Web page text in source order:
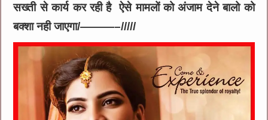
सख्ती से कार्य कर रही है ऐसे मामलों को अंजाम देने बालो को
बक्शा नही जाएगा/———–/////